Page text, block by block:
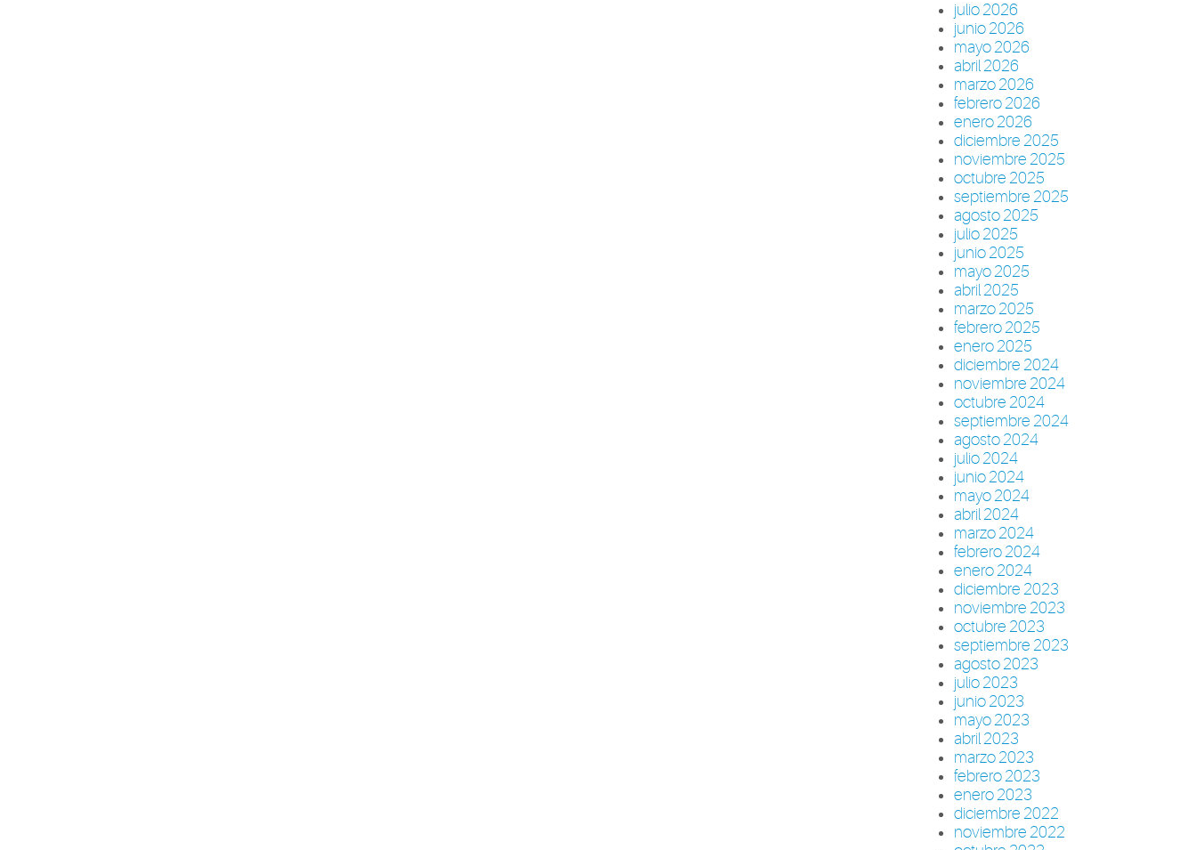
julio 2026
junio 2026
mayo 2026
abril 2026
marzo 2026
febrero 2026
enero 2026
diciembre 2025
noviembre 2025
octubre 2025
septiembre 2025
agosto 2025
julio 2025
junio 2025
mayo 2025
abril 2025
marzo 2025
febrero 2025
enero 2025
diciembre 2024
noviembre 2024
octubre 2024
septiembre 2024
agosto 2024
julio 2024
junio 2024
mayo 2024
abril 2024
marzo 2024
febrero 2024
enero 2024
diciembre 2023
noviembre 2023
octubre 2023
septiembre 2023
agosto 2023
julio 2023
junio 2023
mayo 2023
abril 2023
marzo 2023
febrero 2023
enero 2023
diciembre 2022
noviembre 2022